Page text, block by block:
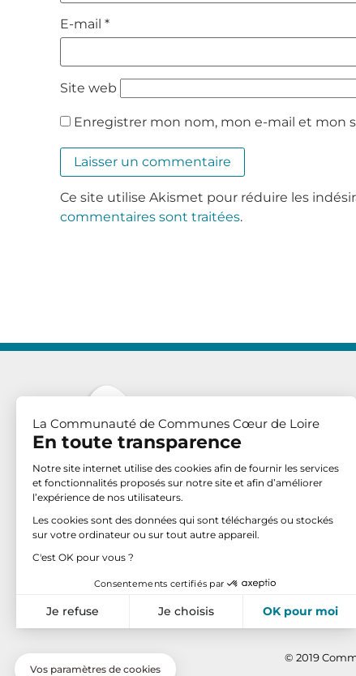
E-mail *
Site web
Enregistrer mon nom, mon e-mail et mon
Ce site utilise Akismet pour réduire les
commentaires sont traitées.
Communauté de Communes Cœur de Loire
4 place Georges Clemenceau
BP 70 – 58203 COSNE-SUR-LOIRE CEDEX
© 2019
La Communauté de Communes Cœur de Loire
En toute transparence
Notre site internet utilise des cookies afin de fournir les services
et fonctionnalités proposés sur notre site et afin d’améliorer
l’expérience de nos utilisateurs.
Les cookies sont des données qui sont téléchargés ou stockés
sur votre ordinateur ou sur tout autre appareil.
C'est OK pour vous ?
Consentements certifiés par
Je refuse Je choisis OK pour moi
Notre plateforme vous permet d'adapter et de gérer vos
Vos paramètres de cookies